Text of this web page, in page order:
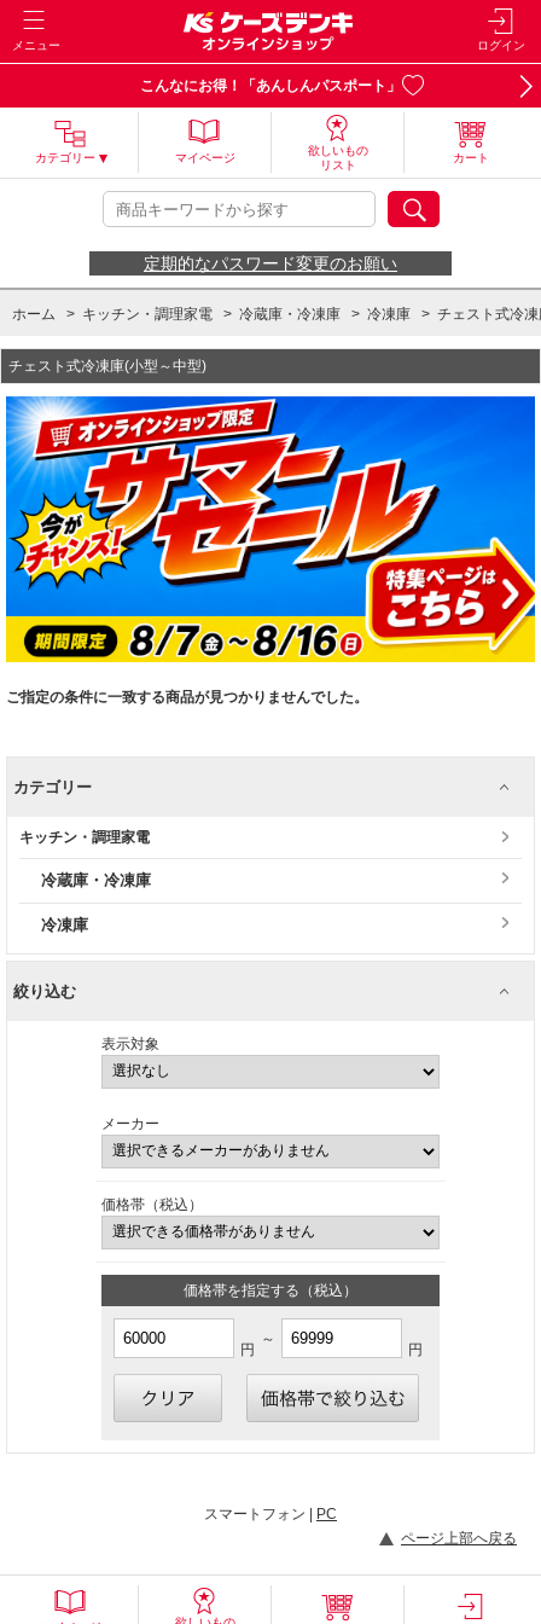
メニュー ログイン
こんなにお得！「あんしんパスポート」
カテゴリー マイページ
欲しいもの
リスト
カート
定期的なパスワード変更のお願い
ホーム > キッチン・調理家電 > 冷蔵庫・冷凍庫 > 冷凍庫 > チェスト式冷
チェスト式冷凍庫(小型～中型)
ご指定の条件に一致する商品が見つかりませんでした。
カテゴリー
キッチン・調理家電
冷蔵庫・冷凍庫
冷凍庫
絞り込む
表示対象
メーカー
価格帯（税込）
価格帯を指定する（税込）
円
～
円
スマートフォン | PC
ページ上部へ戻る